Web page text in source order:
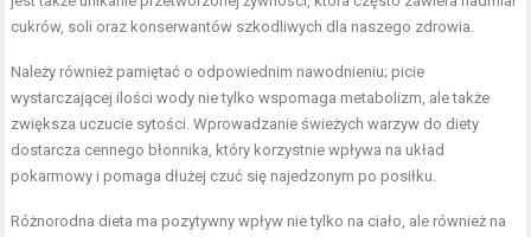
cukrów, soli oraz konserwantów szkodliwych dla naszego zdrowia.
Należy również pamiętać o odpowiednim nawodnieniu; picie
wystarczającej ilości wody nie tylko wspomaga metabolizm, ale także
zwiększa uczucie sytości. Wprowadzanie świeżych warzyw do diety
dostarcza cennego błonnika, który korzystnie wpływa na układ
pokarmowy i pomaga dłużej czuć się najedzonym po posiłku.
Różnorodna dieta ma pozytywny wpływ nie tylko na ciało, ale również na